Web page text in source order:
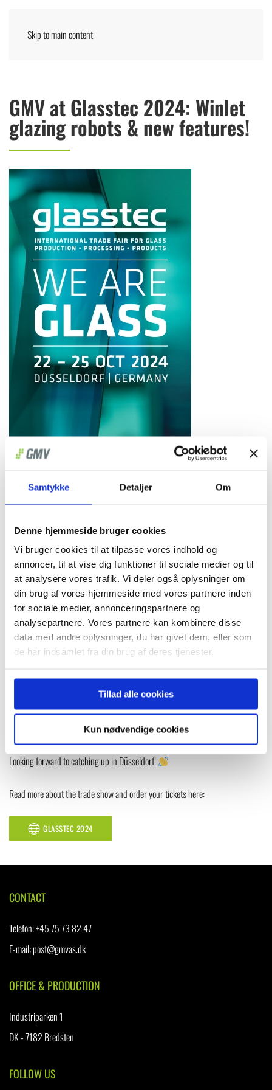
Samtykke Detaljer Om
Denne hjemmeside bruger cookies
Vi bruger cookies til at tilpasse vores indhold og
annoncer, til at vise dig funktioner til sociale medier og til
at analysere vores trafik. Vi deler også oplysninger om
din brug af vores hjemmeside med vores partnere inden
for sociale medier, annonceringspartnere og
analysepartnere. Vores partnere kan kombinere disse
data med andre oplysninger, du har givet dem, eller som
de har indsamlet fra din brug af deres tjenester.
Tillad alle cookies
Kun nødvendige cookies
Skip to main content
GMV at Glasstec 2024: Winlet
glazing robots & new features!
We’re excited to share that GMV will be heading to the Glasstec trade show in
Düsseldorf, Germany from October 22nd to 25th!
We’ve been busy getting ready and will be bringing some of our best-selling
Winlet glazing robots, along with a few new features we can’t wait to show you.
lots of live demos on how to improve glazing processes.
Hall 10, Booth H79.
Looking forward to catching up in Düsseldorf!
Read more about the trade show and order your tickets here:
GLASSTEC 2024
CONTACT
Telefon:+45 75 73 82 47
E-mail:post@gmvas.dk
OFFICE & PRODUCTION
Industriparken 1
DK - 7182 Bredsten
FOLLOW US